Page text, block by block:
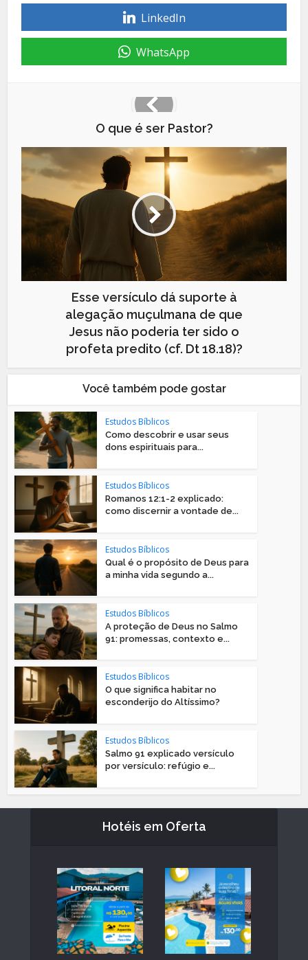
LinkedIn
WhatsApp
O que é ser Pastor?
Esse versículo dá suporte à
alegação muçulmana de que
Jesus não poderia ter sido o
profeta predito (cf. Dt 18.18)?
Você também pode gostar
Estudos Bíblicos
Como descobrir e usar seus
dons espirituais para...
Estudos Bíblicos
Romanos 12:1-2 explicado:
como discernir a vontade de...
Estudos Bíblicos
Qual é o propósito de Deus para
a minha vida segundo a...
Estudos Bíblicos
A proteção de Deus no Salmo
91: promessas, contexto e...
Estudos Bíblicos
O que significa habitar no
esconderijo do Altíssimo?
Estudos Bíblicos
Salmo 91 explicado versículo
por versículo: refúgio e...
Hotéis em Oferta